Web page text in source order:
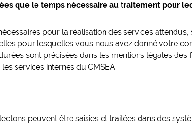
que le temps nécessaire au traitement pour
pour la réalisation des services
pour lesquelles vous nous avez donné votre
sont précisées dans les mentions légales
services internes du CMSEA.
peuvent être saisies et traitées dans des